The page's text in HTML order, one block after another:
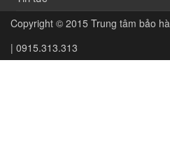
Copyright © 2015 Trung tâm bảo
| 0915.313.313